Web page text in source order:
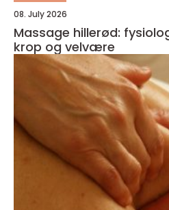
08. July 2026
Massage hillerød:
krop og velvære